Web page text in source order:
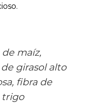
maíz,
girasol alto
fibra de
trigo